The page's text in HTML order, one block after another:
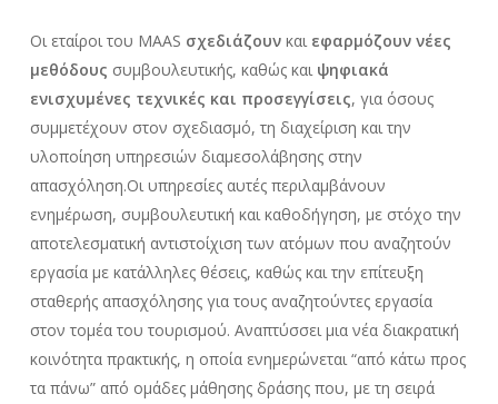
Οι εταίροι του MAAS σχεδιάζουνκαι εφαρμόζουν νέες
μεθόδους συμβουλευτικής, καθώς και ψηφιακά
ενισχυμένες τεχνικές και προσεγγίσεις, για όσους
συμμετέχουν στον σχεδιασμό, τη διαχείριση και την
υλοποίηση υπηρεσιών διαμεσολάβησης στην
απασχόληση.Oι υπηρεσίες αυτές περιλαμβάνουν
ενημέρωση, συμβουλευτική και καθοδήγηση, με στόχο την
αποτελεσματική αντιστοίχιση των ατόμων που αναζητούν
εργασία με κατάλληλες θέσεις, καθώς και την επίτευξη
σταθερής απασχόλησης για τους αναζητούντες εργασία
στον τομέα του τουρισμού. Αναπτύσσει μια νέα διακρατική
κοινότητα πρακτικής, η οποία ενημερώνεται “από κάτω προς
τα πάνω” από ομάδες μάθησης δράσης που, με τη σειρά